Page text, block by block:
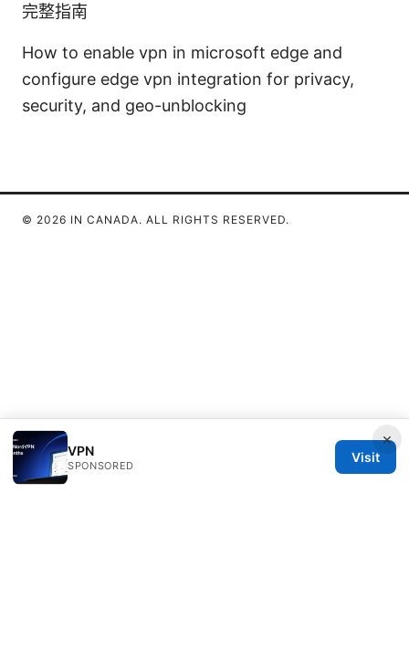
完整指南
How to enable vpn in microsoft edge and
configure edge vpn integration for privacy,
security, and geo-unblocking
×
VPN
SPONSORED
Visit
© 2026 IN CANADA. ALL RIGHTS RESERVED.